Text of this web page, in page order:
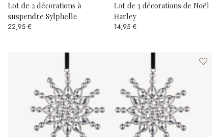
Lot de 2 décorations à
suspendre Sylphelle
22,95 €
Lot de 3 décorations de Noël
Harley
14,95 €